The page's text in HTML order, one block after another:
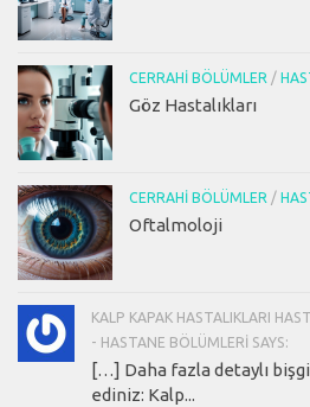
CERRAHI BÖLÜMLER /
Göz Hastalıkları
CERRAHI BÖLÜMLER /
Oftalmoloji
KALP KAPAK HASTALIKLARI
- HASTANE BÖLÜMLERI SAYS:
[…] Daha fazla detaylı
ediniz: Kalp...